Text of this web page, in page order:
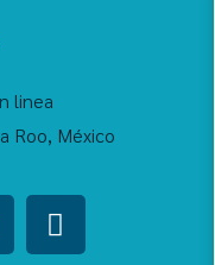
linea
Roo, México
I
n